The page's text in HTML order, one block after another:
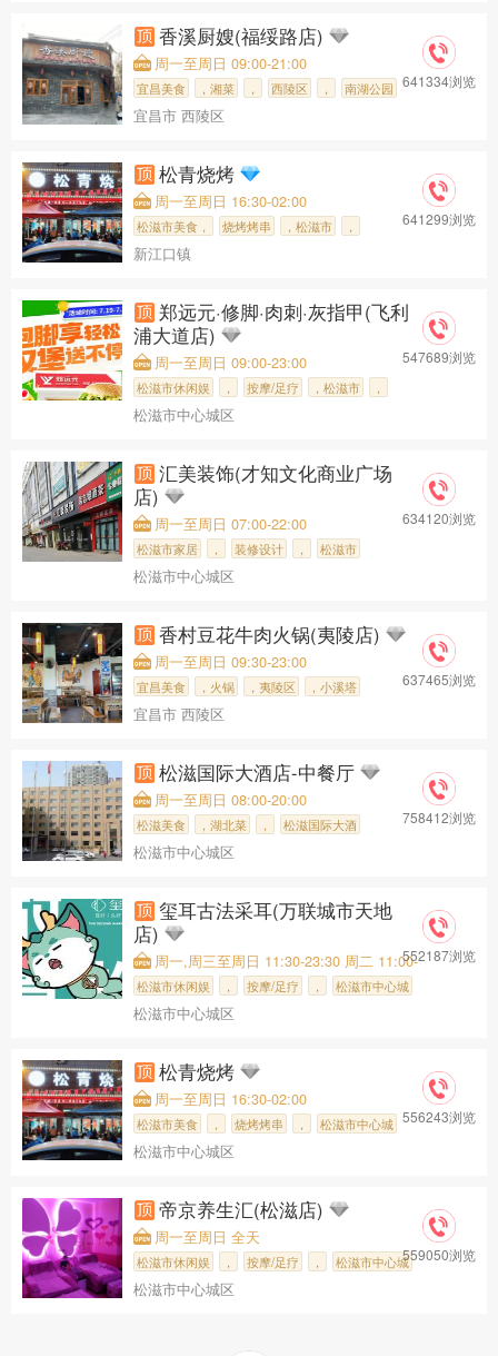
香溪厨嫂(福绥路店)
周一至周日 09:00-21:00
宜昌美食 ，湘菜 ， 西陵区 ， 南湖公园
宜昌市 西陵区
641334浏览
松青烧烤
周一至周日 16:30-02:00
松滋市美食， 烧烤烤串 ，松滋市 ，
新江口镇
641299浏览
郑远元·修脚·肉刺·灰指甲(飞利
浦大道店)
周一至周日 09:00-23:00
松滋市休闲娱 ， 按摩/足疗 ，松滋市 ，
松滋市中心城区
547689浏览
汇美装饰(才知文化商业广场
店)
周一至周日 07:00-22:00
松滋市家居 ， 装修设计 ， 松滋市
松滋市中心城区
634120浏览
香村豆花牛肉火锅(夷陵店)
周一至周日 09:30-23:00
宜昌美食 ，火锅 ，夷陵区 ，小溪塔
宜昌市 西陵区
637465浏览
松滋国际大酒店-中餐厅
周一至周日 08:00-20:00
松滋美食 ，湖北菜 ， 松滋国际大酒
松滋市中心城区
758412浏览
玺耳古法采耳(万联城市天地
店)
周一,周三至周日 11:30-23:30 周二 11:00-
23:00
松滋市休闲娱 ， 按摩/足疗 ， 松滋市中心城
松滋市中心城区
552187浏览
松青烧烤
周一至周日 16:30-02:00
松滋市美食 ， 烧烤烤串 ， 松滋市中心城
松滋市中心城区
556243浏览
帝京养生汇(松滋店)
周一至周日 全天
松滋市休闲娱 ， 按摩/足疗 ， 松滋市中心城
松滋市中心城区
559050浏览